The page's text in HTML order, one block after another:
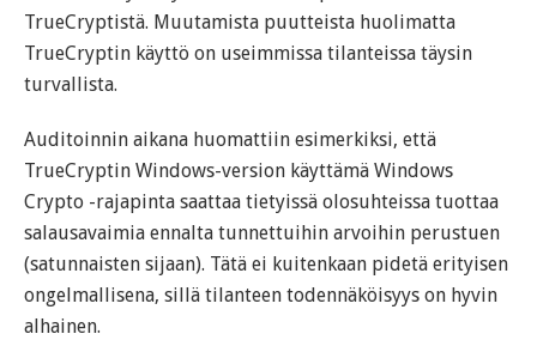
TrueCryptistä. Muutamista puutteista huolimatta
TrueCryptin käyttö on useimmissa tilanteissa täysin
turvallista.
Auditoinnin aikana huomattiin esimerkiksi, että
TrueCryptin Windows-version käyttämä Windows
Crypto -rajapinta saattaa tietyissä olosuhteissa tuottaa
salausavaimia ennalta tunnettuihin arvoihin perustuen
(satunnaisten sijaan). Tätä ei kuitenkaan pidetä erityisen
ongelmallisena, sillä tilanteen todennäköisyys on hyvin
alhainen.